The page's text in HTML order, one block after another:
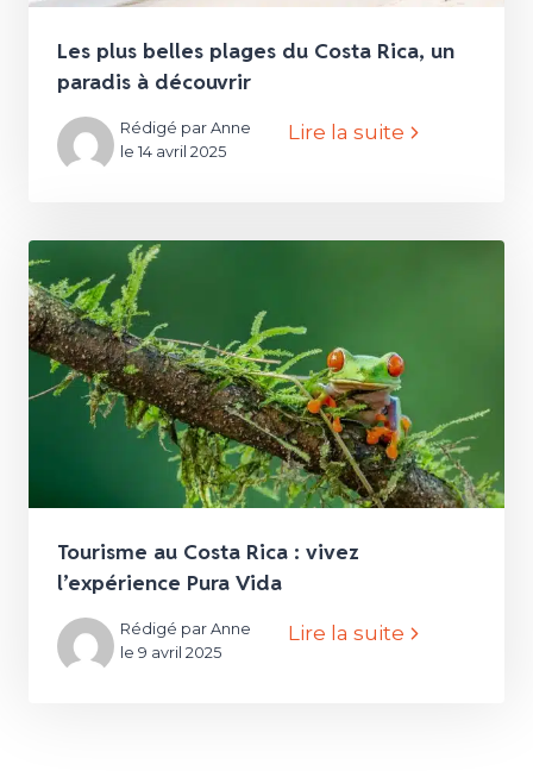
Les plus belles plages du Costa Rica, un
paradis à découvrir
Rédigé par Anne
le 14 avril 2025
Lire la suite
Tourisme au Costa Rica : vivez
l’expérience Pura Vida
Rédigé par Anne
le 9 avril 2025
Lire la suite